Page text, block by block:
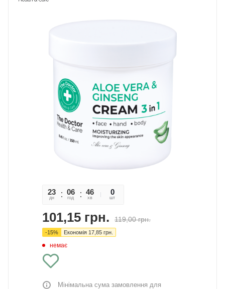
23
дн
06
год
46
хв
09
сек
0
шт
101,15 грн. 119,00грн.
-15% Економія 17,85 грн.
немає
Мінімальна сума замовлення для